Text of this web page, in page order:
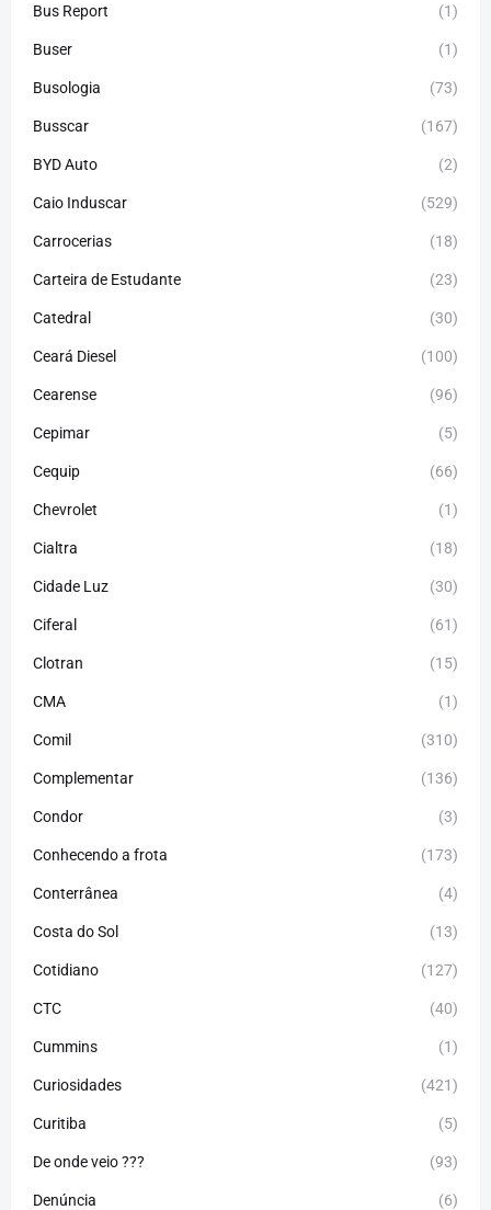
Bus Report (1)
Buser (1)
Busologia (73)
Busscar (167)
BYD Auto (2)
Caio Induscar (529)
Carrocerias (18)
Carteira de Estudante (23)
Catedral (30)
Ceará Diesel (100)
Cearense (96)
Cepimar (5)
Cequip (66)
Chevrolet (1)
Cialtra (18)
Cidade Luz (30)
Ciferal (61)
Clotran (15)
CMA (1)
Comil (310)
Complementar (136)
Condor (3)
Conhecendo a frota (173)
Conterrânea (4)
Costa do Sol (13)
Cotidiano (127)
CTC (40)
Cummins (1)
Curiosidades (421)
Curitiba (5)
De onde veio ??? (93)
Denúncia (6)